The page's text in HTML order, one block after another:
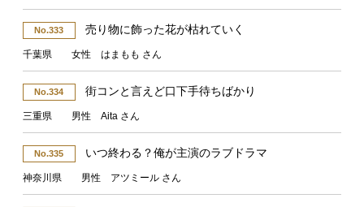
No.333 売り物に飾った花が枯れていく
千葉県 女性 はまもも さん
No.334 街コンと言えど口下手待ちばかり
三重県 男性 Aita さん
No.335 いつ終わる？俺が主演のラブドラマ
神奈川県 男性 アツミール さん